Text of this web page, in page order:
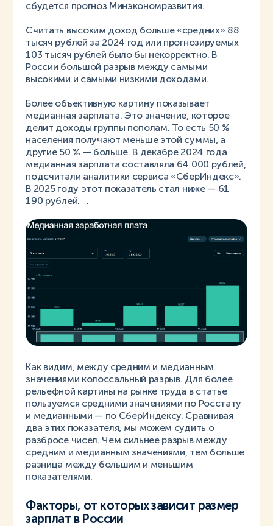
сбудется прогноз Минэкономразвития.
Считать высоким доход больше «средних» 88
тысяч рублей за 2024 год или прогнозируемых
103 тысяч рублей было бы некорректно. В
России большой разрыв между самыми
высокими и самыми низкими доходами.
Более объективную картину показывает
медианная зарплата. Это значение, которое
делит доходы группы пополам. То есть 50 %
населения получают меньше этой суммы, а
другие 50 % — больше. В декабре 2024 года
медианная зарплата составляла 64 000 рублей,
подсчитали аналитики сервиса «СберИндекс».
В 2025 году этот показатель стал ниже — 61
190 рублей. .
Как видим, между средним и медианным
значениями колоссальный разрыв. Для более
рельефной картины на рынке труда в статье
пользуемся средними значениями по Росстату
и медианными — по СберИндексу. Сравнивая
два этих показателя, мы можем судить о
разбросе чисел. Чем сильнее разрыв между
средним и медианным значениями, тем больше
разница между большим и меньшим
показателями.
Факторы, от которых зависит размер
зарплат в России